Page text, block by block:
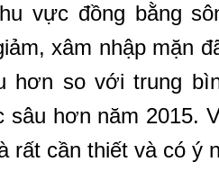
vực đồng bằng
xâm nhập mặn
hơn so với trung
sâu hơn năm 2015.
rất cần thiết và có ý